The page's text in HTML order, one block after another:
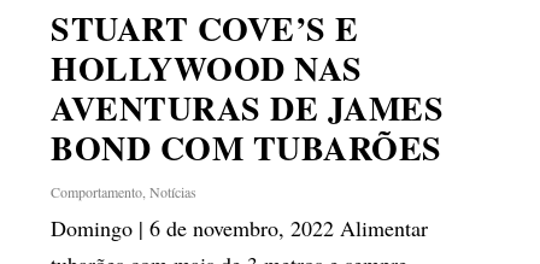
STUART COVE’S E
HOLLYWOOD NAS
AVENTURAS DE JAMES
BOND COM TUBARÕES
Comportamento ,Notícias
Domingo | 6 de novembro, 2022 Alimentar